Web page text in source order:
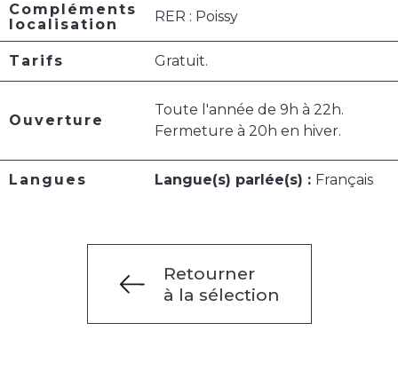
Compléments
localisation
RER : Poissy
Tarifs Gratuit.
Ouverture
Toute l'année de 9h à 22h.
Fermeture à 20h en hiver.
Langues Langue(s) parlée(s) : Français
Retourner
à la sélection